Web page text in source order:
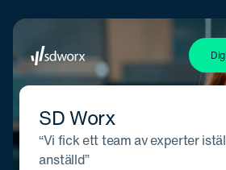
SD Worx
“Vi fick ett team av experter
anställd”